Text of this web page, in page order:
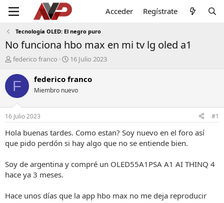
Acceder Regístrate
Tecnología OLED: El negro puro
No funciona hbo max en mi tv lg oled a1
I
i
c
a
d
o
r
e
t
e
a
federico franco
F
c
a
i
n
o
16 Julio 2023
F federico franco
Miembro nuevo
16 Julio 2023 #1
Hola buenas tardes. Como estan? Soy nuevo en el foro así
que pido perdón si hay algo que no se entiende bien.
Soy de argentina y compré un OLED55A1PSA A1 AI THINQ 4
hace ya 3 meses.
Hace unos días que la app hbo max no me deja reproducir